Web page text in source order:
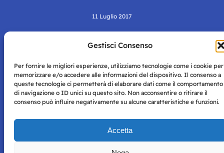
Gestisci Consenso
Per fornire le migliori esperienze, utilizziamo tecnologie come i cookie per
memorizzare e/o accedere alle informazioni del dispositivo. Il consenso a
queste tecnologie ci permetterà di elaborare dati come il comportamento
di navigazione o ID unici su questo sito. Non acconsentire o ritirare il
consenso può influire negativamente su alcune caratteristiche e funzioni.
Accetta
11 Luglio 2017
Napoli con autorizzazione numero 38 del 25/9/2019.
Tutte le immagini e i contenuti su questo sito sono forniti